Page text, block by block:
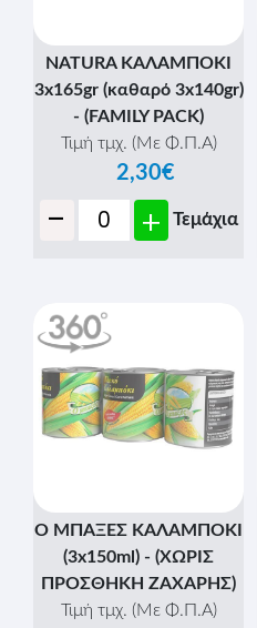
NATURA ΚΑΛΑΜΠΟΚΙ
3x165gr (καθαρό 3x140gr)
- (FAMILY PACK)
Τιμή τμχ. (Με Φ.Π.Α)
2,30€
- + Τεμάχια
Ο ΜΠΑΞΕΣ ΚΑΛΑΜΠΟΚΙ
(3x150ml) - (ΧΩΡΙΣ
ΠΡΟΣΘΗΚΗ ΖΑΧΑΡΗΣ)
Τιμή τμχ. (Με Φ.Π.Α)